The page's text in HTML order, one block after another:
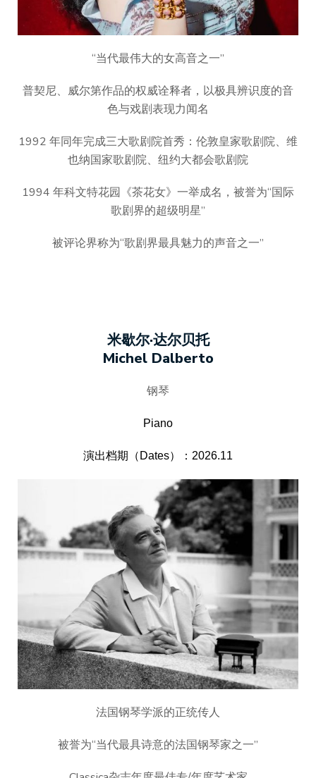
“当代最伟大的女高音之一”
普契尼、威尔第作品的权威诠释者，以极具辨识度的音
色与戏剧表现力闻名
1992 年同年完成三大歌剧院首秀：伦敦皇家歌剧院、维
也纳国家歌剧院、纽约大都会歌剧院
1994 年科文特花园《茶花女》一举成名，被誉为“国际
歌剧界的超级明星”
被评论界称为“歌剧界最具魅力的声音之一”
米歇尔·达尔贝托
Michel Dalberto
钢琴
Piano
演出档期（Dates）：2026.11
法国钢琴学派的正统传人
被誉为“当代最具诗意的法国钢琴家之一”